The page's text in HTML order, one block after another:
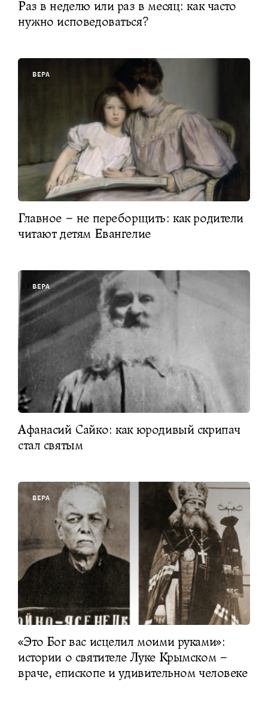
Раз в неделю или раз в месяц: как часто
нужно исповедоваться?
ВЕРА
Главное – не переборщить: как родители
читают детям Евангелие
ВЕРА
Афанасий Сайко: как юродивый скрипач
стал святым
ВЕРА
«Это Бог вас исцелил моими руками»:
истории о святителе Луке Крымском –
враче, епископе и удивительном человеке